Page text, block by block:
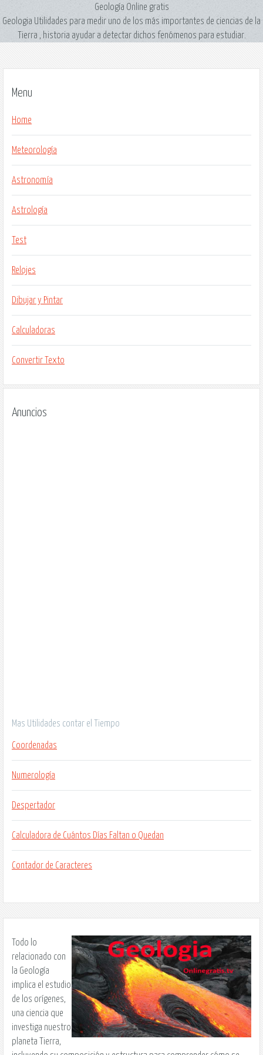
Geología Online gratis
Geologia Utilidades para medir uno de los más importantes de ciencias de la
Tierra , historia ayudar a detectar dichos fenómenos para estudiar.
Menu
Home
Meteorología
Astronomía
Astrología
Test
Relojes
Dibujar y Pintar
Calculadoras
Convertir Texto
Anuncios
Mas Utilidades contar el Tiempo
Coordenadas
Numerología
Despertador
Calculadora de Cuántos Días Faltan o Quedan
Contador de Caracteres
Todo lo
relacionado con
la Geología
implica el estudio
de los orígenes,
una ciencia que
investiga nuestro
planeta Tierra,